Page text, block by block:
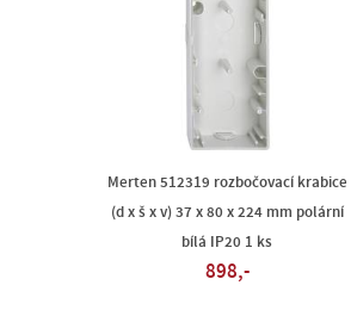
Merten 512319 rozbočovací krabice
(d x š x v) 37 x 80 x 224 mm polární
bílá IP20 1 ks
898,-